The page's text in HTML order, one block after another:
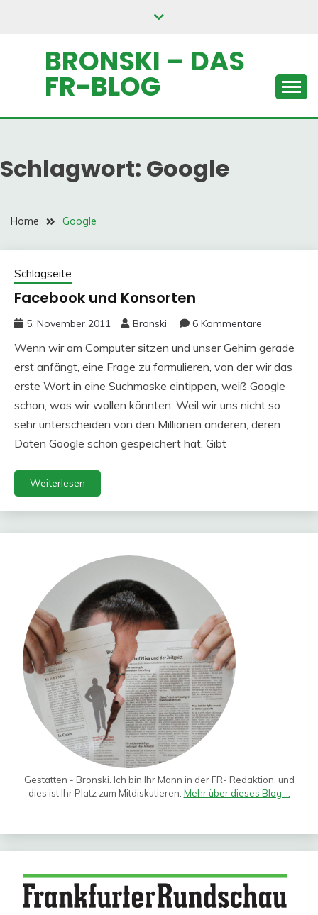
BRONSKI – DAS
FR-BLOG
Schlagwort: Google
Home Google
Schlagseite
Facebook und Konsorten
5. November 2011 Bronski 6 Kommentare
Wenn wir am Computer sitzen und unser Gehirn gerade
erst anfängt, eine Frage zu formulieren, von der wir das
erste Wort in eine Suchmaske eintippen, weiß Google
schon, was wir wollen könnten. Weil wir uns nicht so
sehr unterscheiden von den Millionen anderen, deren
Daten Google schon gespeichert hat. Gibt
Weiterlesen
Gestatten - Bronski. Ich bin Ihr Mann in der FR- Redaktion, und
dies ist Ihr Platz zum Mitdiskutieren. Mehr über dieses Blog ...